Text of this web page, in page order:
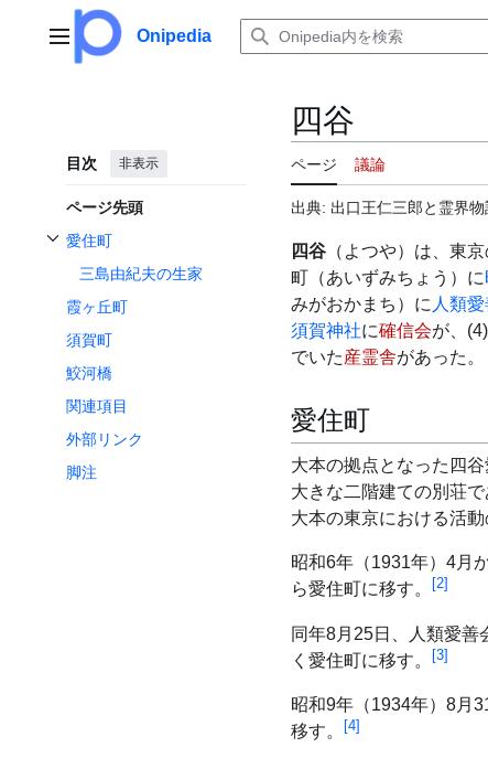
メインメニューOnipedia
目次 非表示
ページ先頭
愛住町
愛住町サブセクションを切り替えます
三島由紀夫の生家
霞ヶ丘町
須賀町
鮫河橋
関連項目
外部リンク
脚注
四谷
ページ 議論
出典: 出口王仁三郎と霊界
四谷 （よつや）は、東
町（あいずみちょう）に
みがおかまち）に 人類
須賀神社に確信会が、
でいた産霊舎があった。
愛住町
大本の拠点となった四
大きな二階建ての別荘で
大本の東京における活
昭和6年（1931年）4月
ら愛住町に移す。
[2]
同年8月25日、人類愛善
く愛住町に移す。
[3]
昭和9年（1934年）8月
移す。
[4]